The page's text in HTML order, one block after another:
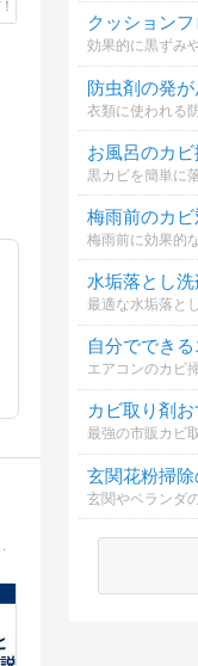
ツーマンで指導しますから、短期間で効率良く習得可能です。
クッション
効果的に黒ずみ
防虫剤の発
お風呂のカ
黒カビを簡単に
梅雨前のカ
梅雨前に効果的
水垢落とし
最適な水垢落と
自分ででき
エアコンのカビ
カビ取り剤
最強の市販カビ
玄関花粉掃